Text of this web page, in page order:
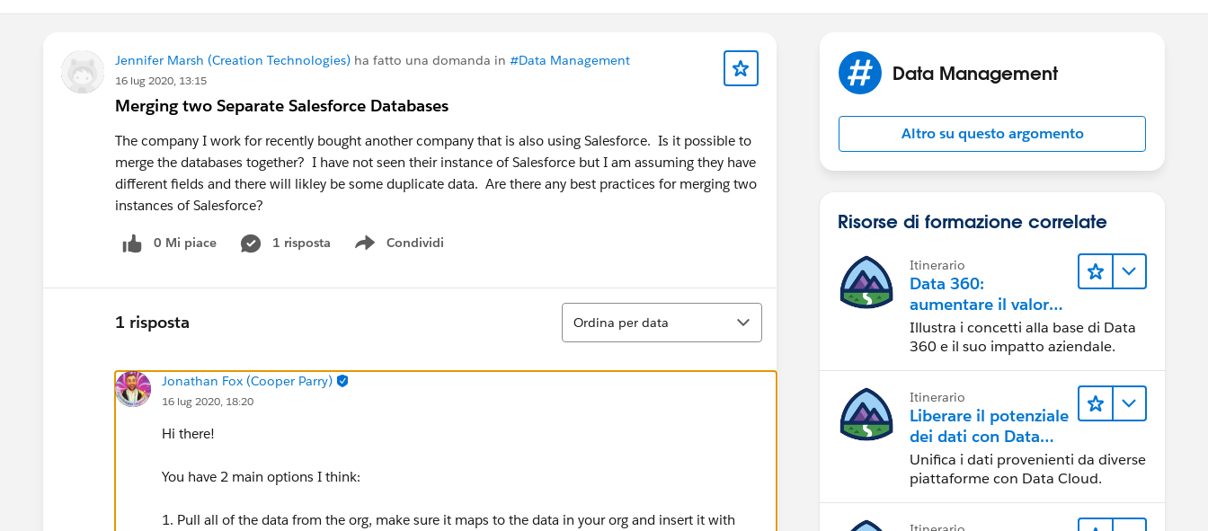
Jennifer Marsh (Creation Technologies) ha fatto una domanda in #Data Management
16 lug 2020, 13:15
Merging two Separate Salesforce Databases
The company I work for recently bought another company that is also using Salesforce. Is it possible to
merge the databases together? I have not seen their instance of Salesforce but I am assuming they have
different fields and there will likley be some duplicate data. Are there any best practices for merging two
instances of Salesforce?
0 Mi piace 1 risposta Condividi
Show menu
1 risposta
Ordina
Ordina per data
Jonathan Fox (Cooper Parry)
16 lug 2020, 18:20
Hi there!
You have 2 main options I think:
1. Pull all of the data from the org, make sure it maps to the data in your org and insert it with
Data Management
Altro su questo argomento
Risorse di formazione correlate
Itinerario
Data 360:
aumentare il valore
dei dati
Illustra i concetti alla base di Data
360 e il suo impatto aziendale.
Itinerario
Liberare il potenziale
dei dati con Data
Cloud
Unifica i dati provenienti da diverse
piattaforme con Data Cloud.